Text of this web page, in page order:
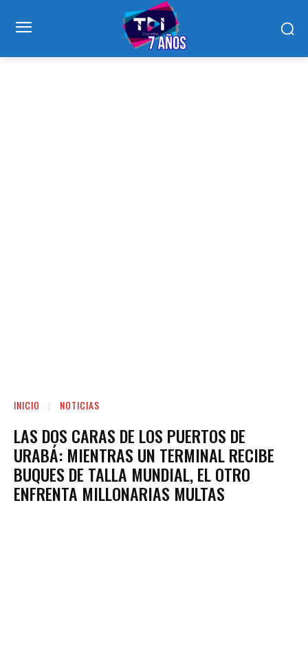
INICIO NOTICIAS
LAS DOS CARAS DE LOS PUERTOS DE
URABÁ: MIENTRAS UN TERMINAL RECIBE
BUQUES DE TALLA MUNDIAL, EL OTRO
ENFRENTA MILLONARIAS MULTAS